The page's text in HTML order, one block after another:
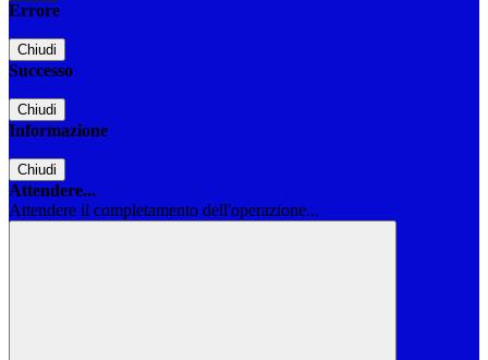
Errore
Chiudi
Successo
Chiudi
Informazione
Chiudi
Attendere...
Attendere il completamento dell'operazione...